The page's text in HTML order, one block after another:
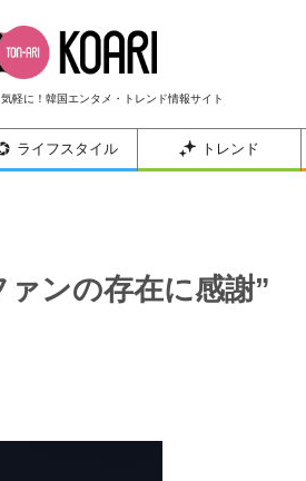
軽に！韓国エンタメ・トレンド情報サイト
ライフスタイル トレンド
ンの存在に感謝”